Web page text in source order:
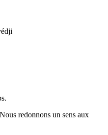
redonnons un sens aux